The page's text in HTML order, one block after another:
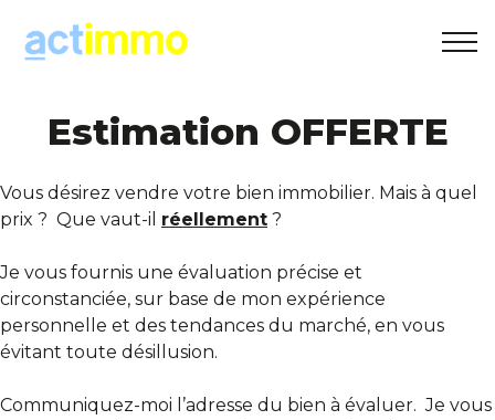
Estimation OFFERTE
Accueil
A louer
+32(0)495 30 20 10 info@act-immo.be
Estimation OFFERTE
Vous désirez vendre votre bien immobilier. Mais à quel
prix ? Que vaut-il réellement ?
Je vous fournis une évaluation précise et
circonstanciée, sur base de mon expérience
personnelle et des tendances du marché, en vous
évitant toute désillusion.
Communiquez-moi l’adresse du bien à évaluer. Je vous